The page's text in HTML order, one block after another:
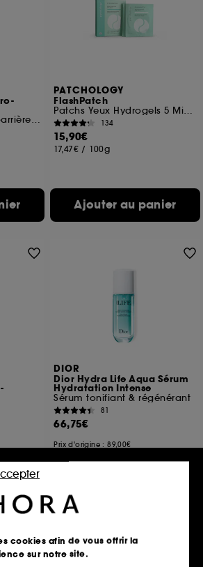
Essence hydratante barrière hydratation
PATCHOLOGY
FlashPatch
Patchs Yeux Hydrogels 5 Minutes Format Voyage
134
15,90€
17,47€ / 100g
Ajouter au panier
DIOR
Dior Hydra Life Aqua Sérum
Hydratation Intense
Sérum tonifiant & régénérant
81
66,75€
Prix d'origine : 89,00€
cookies afin de vous offrir la
sur notre site.